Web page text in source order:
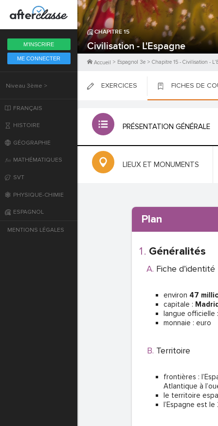
CHAPITRE 15
Civilisation - L'Espagne
Accueil > Espagnol 3e > Chapitre 15 - Civilisation -
EXERCICES FICHES DE
PRÉSENTATION GÉNÉRALE
LIEUX ET MONUMENTS
Plan
Généralités
Fiche d’identité
environ 47
capitale :
langue officielle
monnaie : euro
Territoire
frontières :
Atlantique à
le territoire
l’Espagne est le
M'INSCRIRE
ME CONNECTER
Niveau 3ème >
FRANÇAIS
HISTOIRE
GÉOGRAPHIE
MATHÉMATIQUES
SVT
PHYSIQUE-CHIMIE
ESPAGNOL
MENTIONS LÉGALES
Fermer
6ème
5ème
Première